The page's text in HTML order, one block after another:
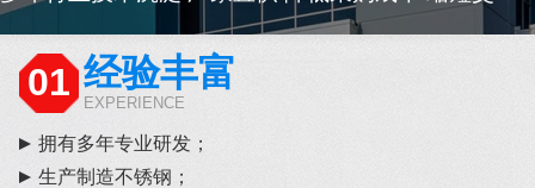
01 经验丰富
EXPERIENCE
拥有多年专业研发；
生产制造不锈钢；